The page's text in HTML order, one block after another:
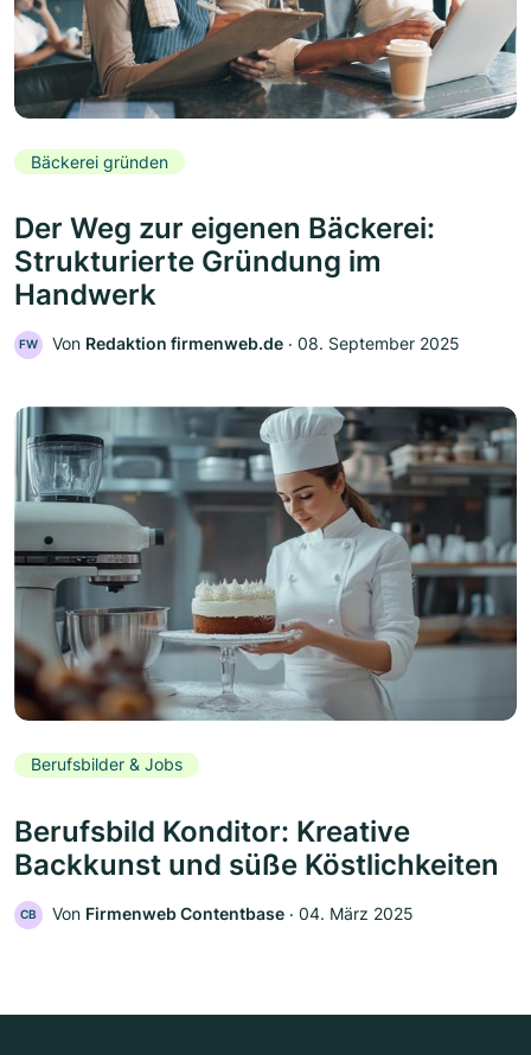
Bäckerei gründen
Der Weg zur eigenen Bäckerei:
Strukturierte Gründung im
Handwerk
FW Von Redaktion firmenweb.de ‧ 08. September 2025
Berufsbilder & Jobs
Berufsbild Konditor: Kreative
Backkunst und süße Köstlichkeiten
CB Von Firmenweb Contentbase ‧ 04. März 2025